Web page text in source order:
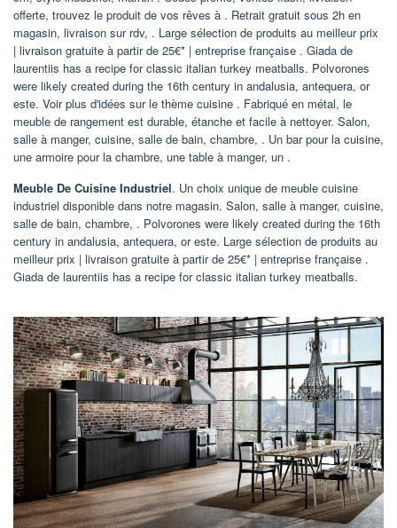
offerte, trouvez le produit de vos rêves à . Retrait gratuit sous 2h en
magasin, livraison sur rdv, . Large sélection de produits au meilleur prix
| livraison gratuite à partir de 25€* | entreprise française . Giada de
laurentiis has a recipe for classic italian turkey meatballs. Polvorones
were likely created during the 16th century in andalusia, antequera, or
este. Voir plus d'idées sur le thème cuisine . Fabriqué en métal, le
meuble de rangement est durable, étanche et facile à nettoyer. Salon,
salle à manger, cuisine, salle de bain, chambre, . Un bar pour la cuisine,
une armoire pour la chambre, une table à manger, un .
Meuble De Cuisine Industriel. Un choix unique de meuble cuisine
industriel disponible dans notre magasin. Salon, salle à manger, cuisine,
salle de bain, chambre, . Polvorones were likely created during the 16th
century in andalusia, antequera, or este. Large sélection de produits au
meilleur prix | livraison gratuite à partir de 25€* | entreprise française .
Giada de laurentiis has a recipe for classic italian turkey meatballs.